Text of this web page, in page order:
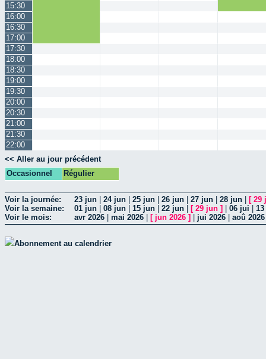
15:30
16:00
16:30
17:00
17:30
18:00
18:30
19:00
19:30
20:00
20:30
21:00
21:30
22:00
<< Aller au jour précédent
Occasionnel
Régulier
Voir la journée: 23 jun 24 jun 25 jun 26 jun 27 jun 28 jun [ 29
Voir la semaine:
01 jun 08 jun 15 jun 22 jun [ 29 jun ] 06 jui
Voir le mois:
avr 2026 mai 2026 [ jun 2026 ] jui 2026 aoû 2026
Abonnement au calendrier